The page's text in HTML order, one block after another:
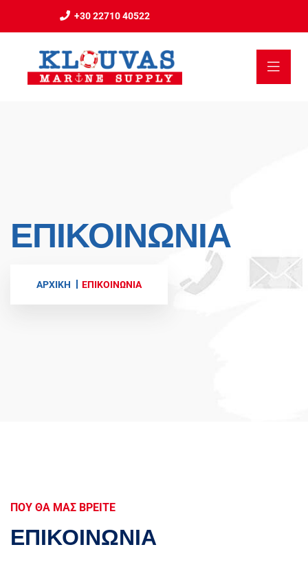
+30 22710 40522
ΕΠΙΚΟΙΝΩΝΊΑ
ΑΡΧΙΚΗ ΕΠΙΚΟΙΝΩΝΊΑ
ΠΟΥ ΘΑ ΜΑΣ ΒΡΕΙΤΕ
ΕΠΙΚΟΙΝΩΝΙΑ